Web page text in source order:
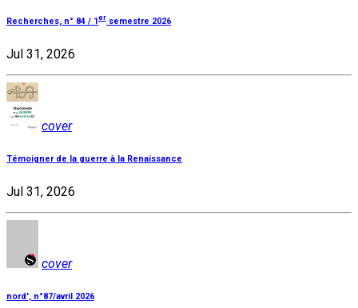
Recherches, n° 84 / 1 er semestre 2026
Jul 31, 2026
cover
Témoigner de la guerre à la Renaissance
Jul 31, 2026
cover
nord', n°87/avril 2026